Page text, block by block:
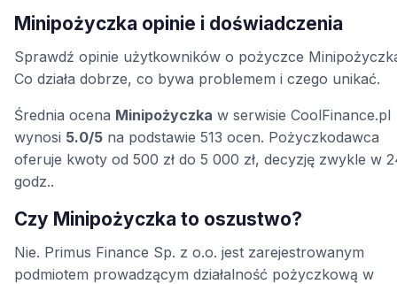
Minipożyczka opinie i doświadczenia
Sprawdź opinie użytkowników o pożyczce
Co działa dobrze, co bywa problemem i czego unikać.
Średnia ocena Minipożyczka w serwisie CoolFinance.pl
wynosi 5.0/5 na podstawie 513 ocen. Pożyczkodawca
oferuje kwoty od 500 zł do 5 000 zł, decyzję zwykle w
godz..
Czy Minipożyczka to oszustwo?
Nie. Primus Finance Sp. z o.o. jest zarejestrowanym
podmiotem prowadzącym działalność pożyczkową w